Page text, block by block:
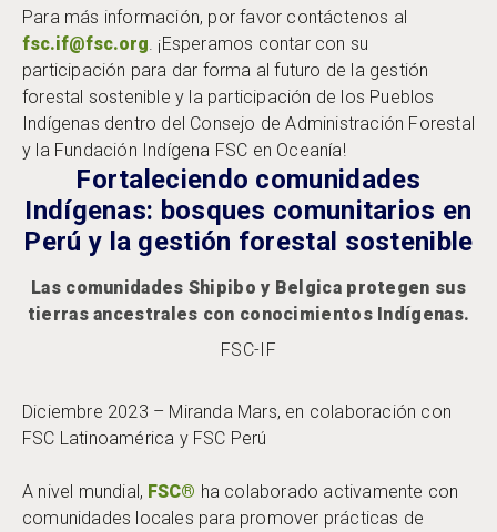
Para más información, por favor contáctenos al
fsc.if@fsc.org. ¡Esperamos contar con su
participación para dar forma al futuro de la gestión
forestal sostenible y la participación de los Pueblos
Indígenas dentro del Consejo de Administración Forestal
y la Fundación Indígena FSC en Oceanía!
Fortaleciendo comunidades
Indígenas: bosques comunitarios en
Perú y la gestión forestal sostenible
Las comunidades Shipibo y Belgica protegen sus
tierras ancestrales con conocimientos Indígenas.
FSC-IF
Diciembre 2023 – Miranda Mars, en colaboración con
FSC Latinoamérica y FSC Perú
A nivel mundial, FSC® ha colaborado activamente con
comunidades locales para promover prácticas de